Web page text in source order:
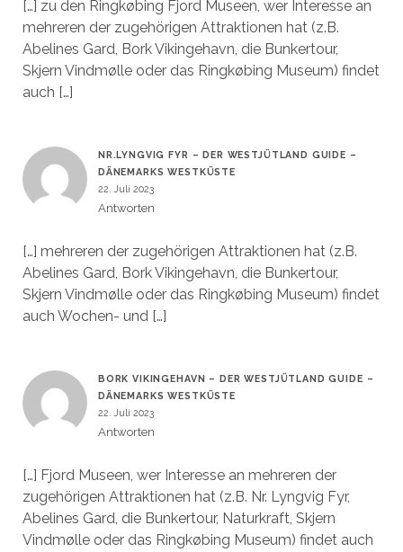
[…] zu den Ringkøbing Fjord Museen, wer Interesse an
mehreren der zugehörigen Attraktionen hat (z.B.
Abelines Gard, Bork Vikingehavn, die Bunkertour,
Skjern Vindmølle oder das Ringkøbing Museum) findet
auch […]
NR.LYNGVIG FYR – DER WESTJÜTLAND GUIDE –
DÄNEMARKS WESTKÜSTE
22. Juli 2023
Antworten
[…] mehreren der zugehörigen Attraktionen hat (z.B.
Abelines Gard, Bork Vikingehavn, die Bunkertour,
Skjern Vindmølle oder das Ringkøbing Museum) findet
auch Wochen- und […]
BORK VIKINGEHAVN – DER WESTJÜTLAND GUIDE –
DÄNEMARKS WESTKÜSTE
22. Juli 2023
Antworten
[…] Fjord Museen, wer Interesse an mehreren der
zugehörigen Attraktionen hat (z.B. Nr. Lyngvig Fyr,
Abelines Gard, die Bunkertour, Naturkraft, Skjern
Vindmølle oder das Ringkøbing Museum) findet auch